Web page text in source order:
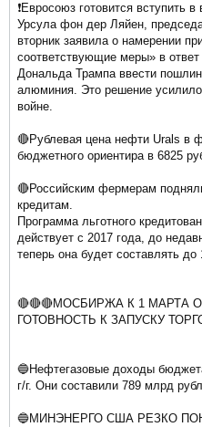
❗️Евросоюз готовится
Урсула фон дер Ляйен,
вторник заявила о намерении
соответствующие меры» в
Дональда Трампа ввести
алюминия. Это решение
войне.
🔴Рублевая цена нефти Urals в
бюджетного ориентира в 6825
🔴Российским фермерам
кредитам.
Программа льготного
действует с 2017 года, до
теперь она будет составлять до
🔴🔴🔴МОСБИРЖА К 1 МАРТА
ГОТОВНОСТЬ К ЗАПУСКУ
🔵Нефтегазовые доходы
г/г. Они составили 789 млрд
🔵МИНЭНЕРГО США РЕЗКО